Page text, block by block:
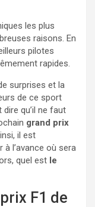
les plus
raisons. En
pilotes
rapides.
surprises et la
de ce sport
qu’il ne faut
grand prix
il est
l’avance où sera
quel est le
F1 de